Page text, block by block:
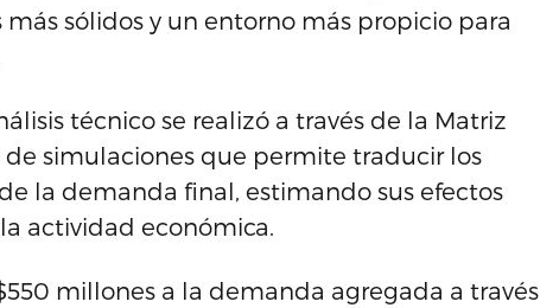
sólidos y un entorno más propicio para
técnico se realizó a través de la Matriz
simulaciones que permite traducir los
la demanda final, estimando sus efectos
actividad económica.
millones a la demanda agregada a través